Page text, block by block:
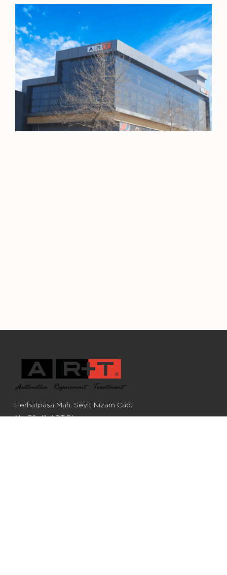
Ferhatpaşa Mah. Seyit Nizam Cad.
Nr.: 39-41, ART Plaza,